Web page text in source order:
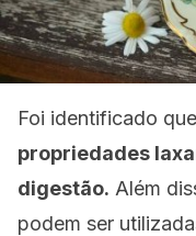
Foi identificado
propriedades
digestão. Além
podem ser